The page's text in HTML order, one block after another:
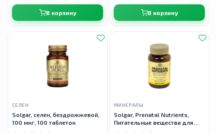
В корзину В корзину
СЕЛЕН
Solgar, селен, бездрожжевой,
100 мкг, 100 таблеток
МИНЕРАЛЫ
Solgar, Prenatal Nutrients,
Питательные вещества для